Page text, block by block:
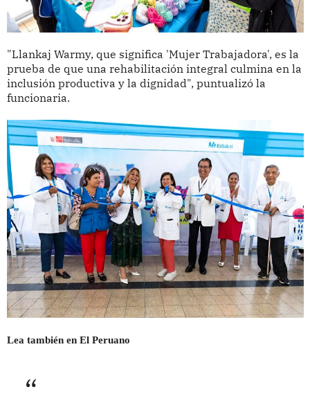
"Llankaj Warmy, que significa 'Mujer Trabajadora', es la
prueba de que una rehabilitación integral culmina en la
inclusión productiva y la dignidad", puntualizó la
funcionaria.
Lea también en El Peruano